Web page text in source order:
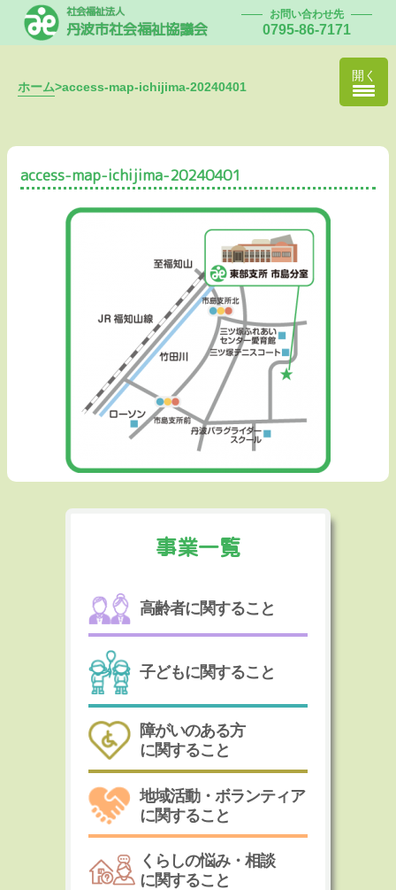
社会福祉法人
丹波市社会福祉協議会
お問い合わせ先
0795-86-7171
ホーム>access-map-ichijima-20240401
事業一覧
高齢者に関すること
子どもに関すること
障がいのある方
に関すること
地域活動・ボランティア
に関すること
くらしの悩み・相談
に関すること
access-map-ichijima-20240401
開く